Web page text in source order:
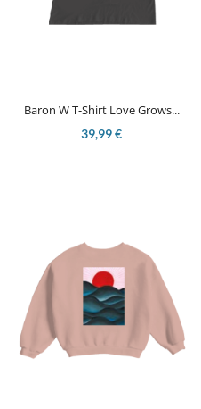
Baron W T-Shirt Love Grows...
39,99 €